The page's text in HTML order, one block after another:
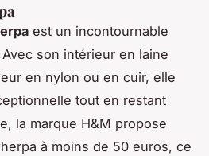
est un incontournable
son intérieur en laine
en nylon ou en cuir, elle
tout en restant
la marque H&M propose
à moins de 50 euros, ce